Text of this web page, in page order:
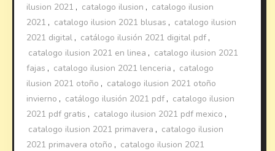
ilusion 2021 , catalogo ilusion , catalogo ilusion
2021 , catalogo ilusion 2021 blusas , catalogo ilusion
2021 digital , catálogo ilusión 2021 digital pdf ,
catalogo ilusion 2021 en linea , catalogo ilusion 2021
fajas , catalogo ilusion 2021 lenceria , catalogo
ilusion 2021 otoño , catalogo ilusion 2021 otoño
invierno , catálogo ilusión 2021 pdf , catalogo ilusion
2021 pdf gratis , catalogo ilusion 2021 pdf mexico ,
catalogo ilusion 2021 primavera , catalogo ilusion
2021 primavera otoño , catalogo ilusion 2021